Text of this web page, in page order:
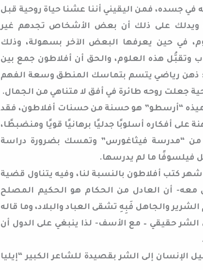
في جسده، فمن اليقيني أننا عشنا حياة روحية قبل
ويدلك على ذلك أن بعض الأشخاص تجدهم غير
في حين يعرفها البعض الآخر بسهولة، وذلك
وتقبُّل هذه العلوم، والحق أن أفلاطون جمع بين
ذهن رياضي يتسم بتماسك المنطق وسعة الفهم
جعلت روحه طائرة في أفق لا متناهي من الجمال.
“أرسطو” هو حسنة من حسنات أفلاطون، فقد
على أفكاره أسلوبًا جدليًا برهانيًا قويًا ومنضبطًا،
من “مدرسة فيثاغورس” وتمسك بضرورة دراسة
فيلسوفًا ما لم يدرسها.
كتب أفلاطون بالنسبة لنا، وفيه يتناول قضية
معه- أن العادل من الحكام هو الحكيم المصلح
والجاهل فَبِهِ تشقى العباد والبلاد، وما قاله
الشر حقيقي – مع الأسف- لذا ينبغي على الدول أن
الإنسان إلى الشر بقصيدة للشاعر الكبير “إيليا